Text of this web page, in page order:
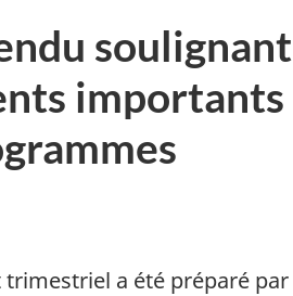
a été préparé